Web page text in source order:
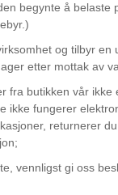
begynte å belaste
og tilbyr en
etter mottak av
fra butikken vår ikke
ikke fungerer
returnerer
vennligst gi oss